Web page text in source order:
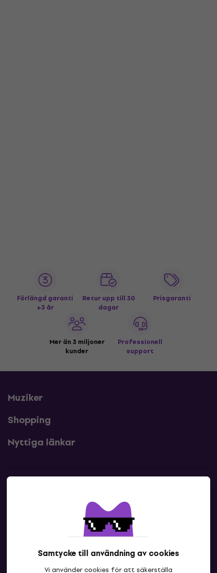
Samtycke till användning av cookies
Vi använder cookies för att säkerställa
Förlängd garanti
+3 år
Retur upp till 30
dagar
Prisgaranti
Mer än 3 miljoner
kunder
Professionell
support
Muziker
Shopping
Nyttiga länkar
Kontakta oss